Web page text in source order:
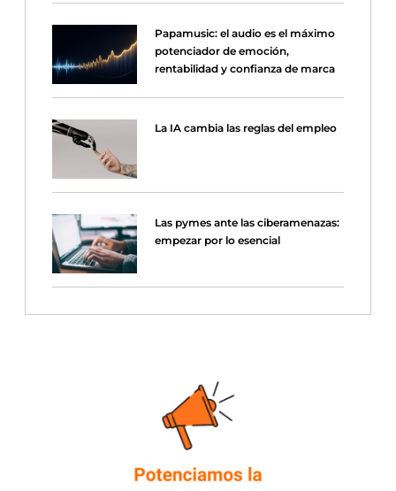
Papamusic: el audio es el máximo
potenciador de emoción,
rentabilidad y confianza de marca
La IA cambia las reglas del empleo
Las pymes ante las ciberamenazas:
empezar por lo esencial